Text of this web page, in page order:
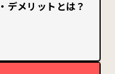
デメリットとは？